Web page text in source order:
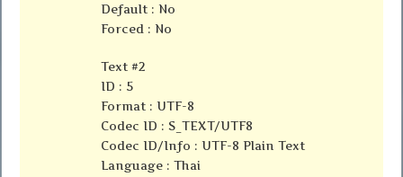
Default : No
Forced : No
Text #2
ID : 5
Format : UTF-8
Codec ID : S_TEXT/UTF8
Codec ID/Info : UTF-8 Plain Text
Language : Thai